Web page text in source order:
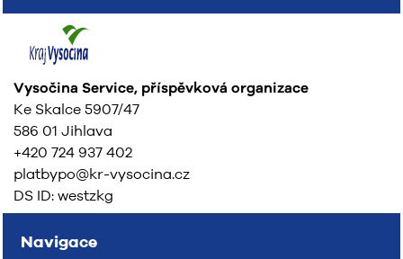
Vysočina Service, příspěvková organizace
Ke Skalce 5907/47
586 01 Jihlava
+420 724 937 402
platbypo@kr-vysocina.cz
DS ID: westzkg
Navigace